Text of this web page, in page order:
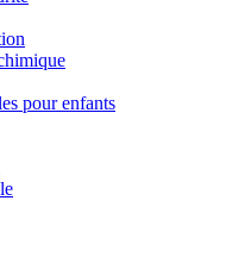
pour enfants